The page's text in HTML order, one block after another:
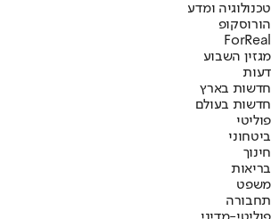
טכנולוגיה ומדע
הורוסקופ
ForReal
מגזין השבוע
דעות
חדשות בארץ
חדשות בעולם
פוליטי
ביטחוני
חינוך
בריאות
משפט
תחבורה